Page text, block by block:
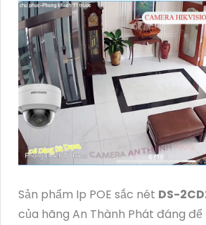
Sản phẩm Ip POE sắc nét DS-
của hãng An Thành Phát đáng